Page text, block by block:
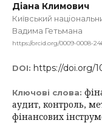
Діана Климович
Київський
Вадима Гетьмана
https://orcid.org/0009-0008-
DOI: https://doi.org/
Ключові слова:
аудит, контроль,
фінансових